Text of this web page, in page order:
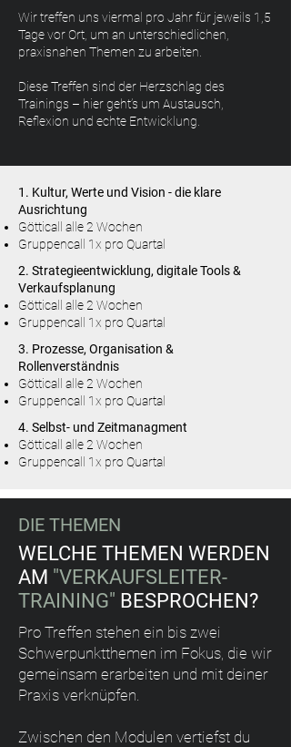
Wir treffen uns viermal pro Jahr für jeweils 1,5
Tage vor Ort, um an unterschiedlichen,
praxisnahen Themen zu arbeiten.
Diese Treffen sind der Herzschlag des
Trainings – hier geht’s um Austausch,
Reflexion und echte Entwicklung.
1. Kultur, Werte und Vision - die klare
Ausrichtung
Götticall alle 2 Wochen
Gruppencall 1x pro Quartal
2. Strategieentwicklung, digitale Tools &
Verkaufsplanung
Götticall alle 2 Wochen
Gruppencall 1x pro Quartal
3. Prozesse, Organisation &
Rollenverständnis
Götticall alle 2 Wochen
Gruppencall 1x pro Quartal
4. Selbst- und Zeitmanagment
Götticall alle 2 Wochen
Gruppencall 1x pro Quartal
DIE THEMEN
WELCHE THEMEN WERDEN
AM "VERKAUFSLEITER-
TRAINING" BESPROCHEN?
Pro Treffen stehen ein bis zwei
Schwerpunktthemen im Fokus, die wir
gemeinsam erarbeiten und mit deiner
Praxis verknüpfen.
Zwischen den Modulen vertiefst du